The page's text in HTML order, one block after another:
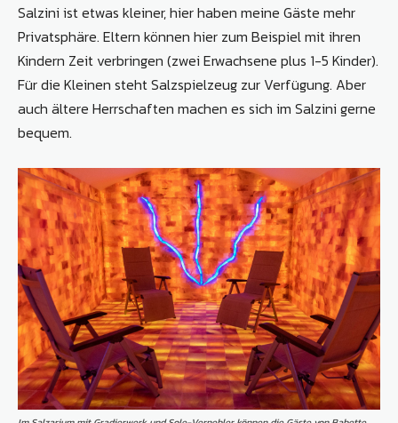
Salzini ist etwas kleiner, hier haben meine Gäste mehr
Privatsphäre. Eltern können hier zum Beispiel mit ihren
Kindern Zeit verbringen (zwei Erwachsene plus 1-5 Kinder).
Für die Kleinen steht Salzspielzeug zur Verfügung. Aber
auch ältere Herrschaften machen es sich im Salzini gerne
bequem.